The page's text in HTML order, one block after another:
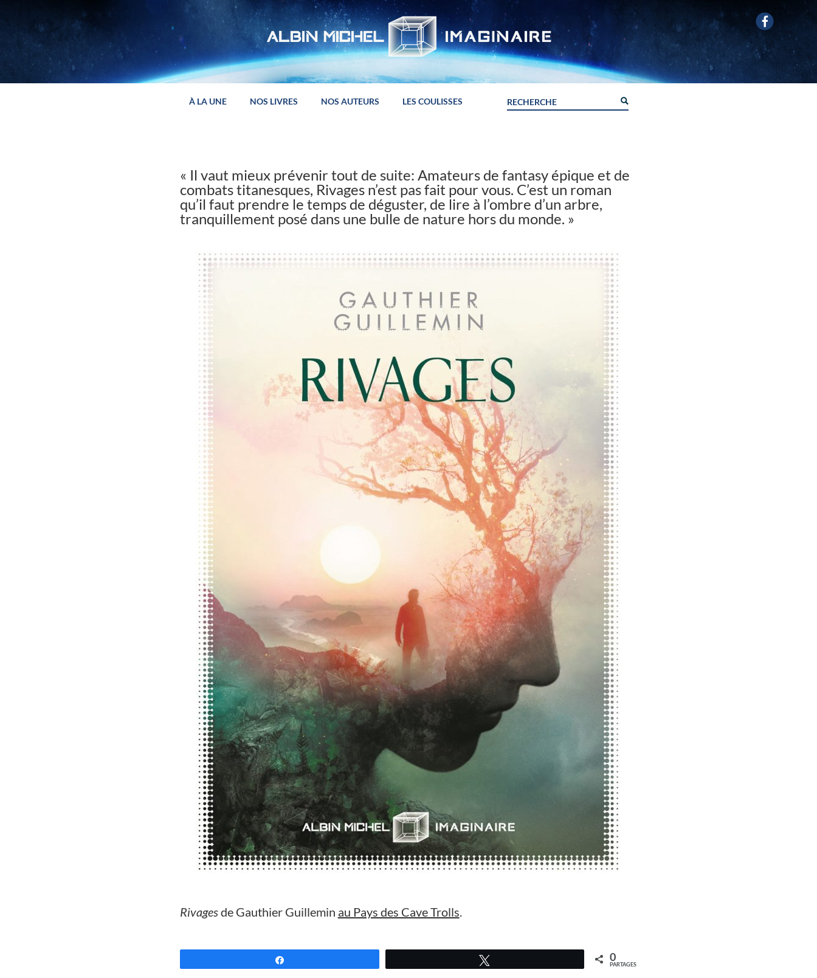
À LA UNE NOS LIVRES NOS AUTEURS LES COULISSES
« Il vaut mieux prévenir tout de suite: Amateurs de fantasy épique et de
combats titanesques, Rivages n’est pas fait pour vous. C’est un roman
qu’il faut prendre le temps de déguster, de lire à l’ombre d’un arbre,
tranquillement posé dans une bulle de nature hors du monde. »
Rivagesde Gauthier Guillemin au Pays des Cave Trolls.
0
PARTAGES